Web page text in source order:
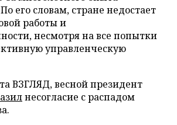
его словам, стране недостает
работы и
несмотря на все попытки
управленческую
ВЗГЛЯД, весной президент
несогласие с распадом